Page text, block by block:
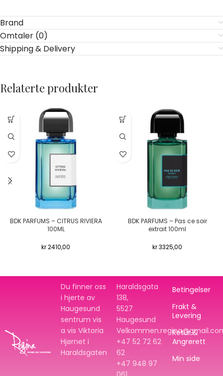
Brand
Omtaler (0)
Shipping & Delivery
Relaterte produkter
BDK PARFUMS – CITRUS RIVIERA
100ML
kr2410,00
BDK PARFUMS – Pas ce soir
extrait 100ml
kr3325,00
Du finner oss
i hjerte av
Haugesund
sentrum vis
a vis Viktoria
Hjørnet i
Haraldsgaten
Haraldsgata
138,
5527
Haugesund
+47 52 72 62
62
+47 948 97
Betingelser
Frakt &
Levering
Retur &
Angrerett
Min side